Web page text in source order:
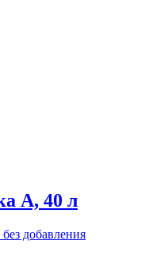
А, 40 л
добавления